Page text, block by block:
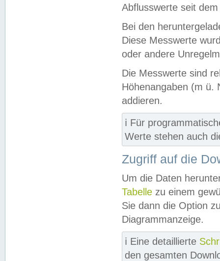
Abflusswerte seit
Bei den
Diese Messwerte
oder andere
Die Messwerte sind
Höhenangaben (m ü.
addieren.
ℹ️ Für
Werte stehen auch
Zugriff auf die
Um die Daten
Tabelle zu einem
Sie dann die Option
Diagrammanzeige.
ℹ️ Eine detaillierte
den gesamten